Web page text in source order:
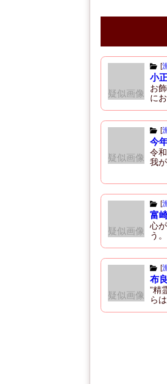
o
k
疑似画像
[
小
お
に
疑似画像
[
今
令
我
疑似画像
[
富
心
う
疑似画像
[
布
”精
ら